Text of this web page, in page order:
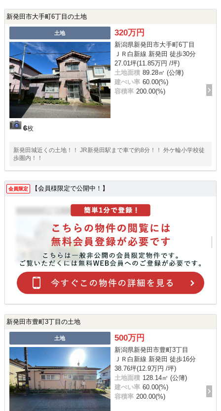
新発田市大手町6丁目の土地
土地
6枚
320万円
新潟県新発田市大手町6丁目
ＪＲ白新線 新発田 徒歩30分
27.01坪(11.85万円 /坪)
土地面積 89.28㎡ (公簿)
建ぺい率 60.00(%)
容積率 200.00(%)
新発田城近くの土地！！ JR新発田駅まで車で約8分！！ 外ケ輪小学校徒
歩圏内！！
会員限定 【会員様限定で公開中！】
新発田市豊町3丁目の土地
土地 500万円
新潟県新発田市豊町3丁目
ＪＲ白新線 新発田 徒歩16分
38.76坪(12.9万円 /坪)
土地面積 128.14㎡ (公簿)
建ぺい率 60.00(%)
容積率 200.00(%)